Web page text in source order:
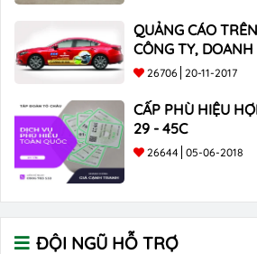
QUẢNG CÁO
CÔNG TY,
26706 20-11-2017
CẤP PHÙ HIỆU
29 - 45C
26644 05-06-2018
ĐỘI NGŨ HỖ TRỢ